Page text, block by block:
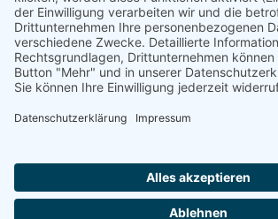
Schleswig-Holstein
Thüringen